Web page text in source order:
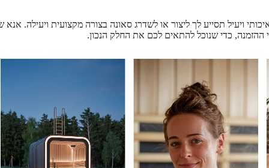
ויעיל תסייע לך ליצור או לשדרג סאונה בצורה מקצועית ויעילה. אנא
ההזמנה, כדי שנוכל להתאים לכם את החלק הנכון.